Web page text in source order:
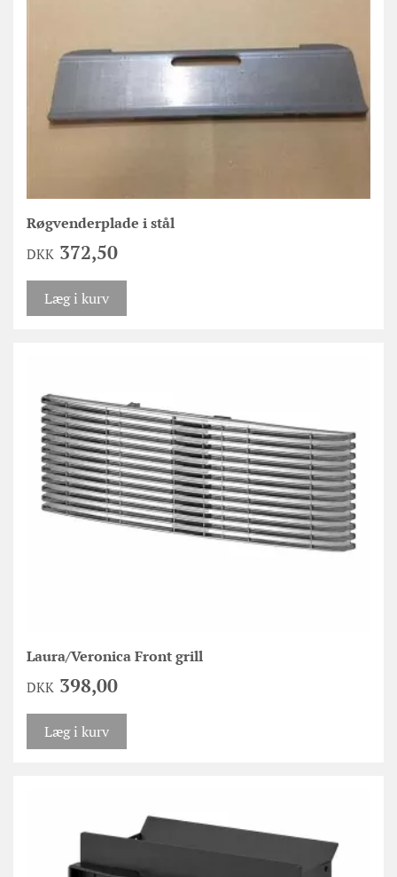
Røgvenderplade i stål
DKK 372,50
Læg i kurv
Laura/Veronica Front grill
DKK 398,00
Læg i kurv